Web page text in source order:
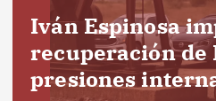
Iván Espinosa
recuperación de
presiones